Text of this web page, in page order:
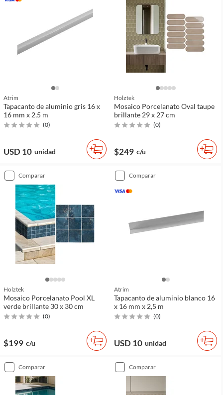
Atrim
Tapacanto de aluminio gris 16 x
16 mm x 2,5 m
(0)
USD 10 unidad
Holztek
Mosaico Porcelanato Oval taupe
brillante 29 x 27 cm
(0)
$249 c/u
comparar
Holztek
Mosaico Porcelanato Pool XL
verde brillante 30 x 30 cm
(0)
$199 c/u
comparar
Atrim
Tapacanto de aluminio blanco 16
x 16 mm x 2,5 m
(0)
USD 10 unidad
comparar comparar